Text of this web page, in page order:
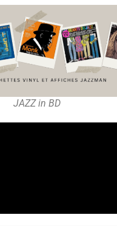
JAZZ in BD